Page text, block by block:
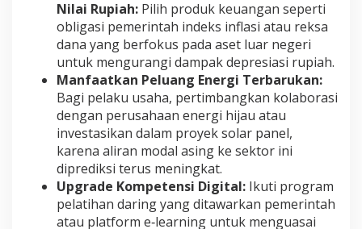
Nilai Rupiah: Pilih produk keuangan seperti
obligasi pemerintah indeks inflasi atau reksa
dana yang berfokus pada aset luar negeri
untuk mengurangi dampak depresiasi rupiah.
Manfaatkan Peluang Energi Terbarukan:
Bagi pelaku usaha, pertimbangkan kolaborasi
dengan perusahaan energi hijau atau
investasikan dalam proyek solar panel,
karena aliran modal asing ke sektor ini
diprediksi terus meningkat.
Upgrade Kompetensi Digital: Ikuti program
pelatihan daring yang ditawarkan pemerintah
atau platform e‑learning untuk menguasai